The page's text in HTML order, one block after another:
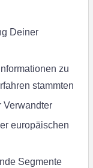
Deiner
zu
stammten
Verwandter
europäischen
Segmente